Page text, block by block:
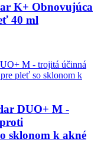
K+ Obnovujúca
40 ml
DUO+ M -
sklonom k akné